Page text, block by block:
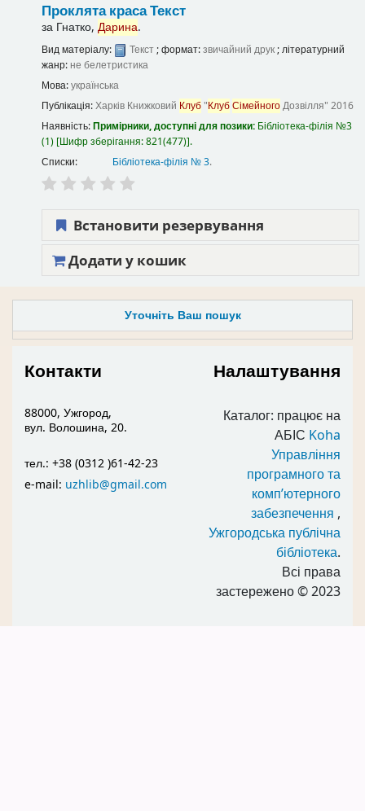
Уточніть Ваш пошук
Проклята красаТекст
за Гнатко, Дарина.
Вид матеріалу: Текст; формат:звичайний друк; літературний
жанр: не белетристика
Мова:українська
Публікація:Харків Книжковий Клуб"КлубСімейногоДозвілля" 2016
Наявність:Примірники, доступні для позики: Бібліотека-філія №3
(1) Шифр зберігання:821(477) .
Списки:
Бібліотека-філія № 3.
Встановити резервування
Додати у кошик
Контакти
88000, Ужгород,
вул. Волошина, 20.
тел.: +38 (0312 )61-42-23
e-mail: uzhlib@gmail.com
Налаштування
Каталог: працює на
АБІС Koha
Управління
програмного та
комп’ютерного
забезпечення ,
Ужгородська публічна
бібліотека.
Всі права
застережено© 2023